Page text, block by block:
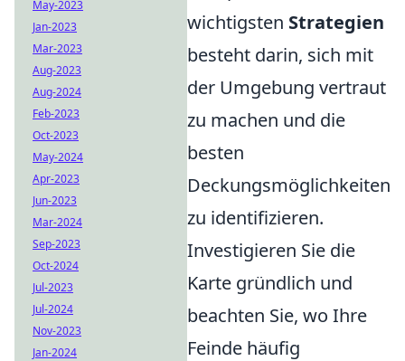
wichtigsten Strategien
besteht darin, sich mit
der Umgebung vertraut
zu machen und die
besten
Deckungsmöglichkeiten
zu identifizieren.
Investigieren Sie die
Karte gründlich und
beachten Sie, wo Ihre
Feinde häufig
May-2023
Jan-2023
Mar-2023
Aug-2023
Aug-2024
Feb-2023
Oct-2023
May-2024
Apr-2023
Jun-2023
Mar-2024
Sep-2023
Oct-2024
Jul-2023
Jul-2024
Nov-2023
Jan-2024